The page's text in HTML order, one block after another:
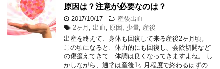
原因は？注意が必要なのは？
2017/10/17 -産後出血
2ヶ月
出血 原因 少量 産後
出産を終えて、身体も回復して来る産後2ヶ月頃。
この頃になると、体力的にも回復し、会陰切開など
の傷癒えてきて、体調は良くなってきますよね。 し
かしながら、通常は産後1ヶ月程度で終わるはずの